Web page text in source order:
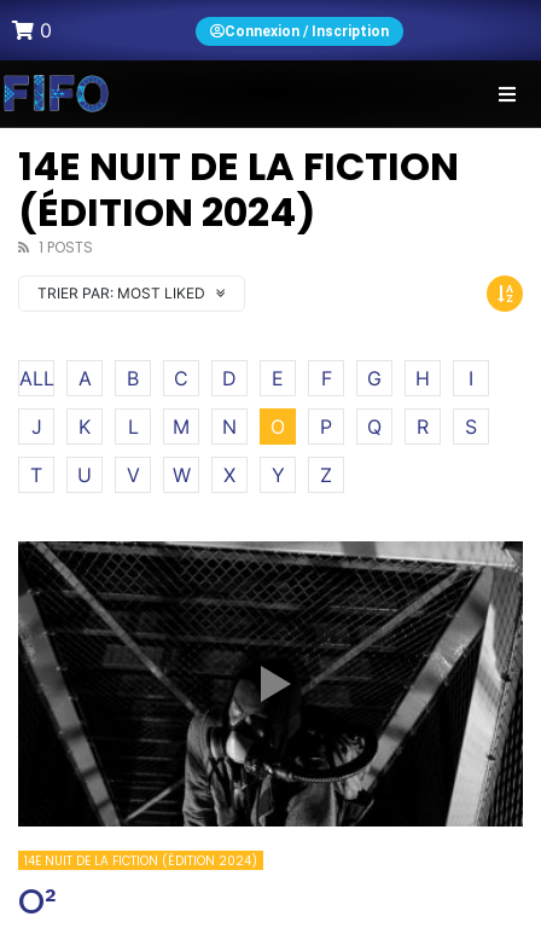
0 Connexion / Inscription
14E NUIT DE LA FICTION
(ÉDITION 2024)
1 POSTS
TRIER PAR: MOST LIKED
ALL A B C D E F G H
I
J
K L M N O P Q R
S
T
U V W X Y Z
14E NUIT DE LA FICTION (ÉDITION 2024)
O²